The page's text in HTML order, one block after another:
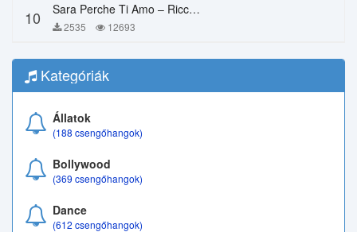
10 Sara Perche Ti Amo – Ricchi E Poveri
2535 12693
Kategóriák
Állatok
(188 csengőhangok)
Bollywood
(369 csengőhangok)
Dance
(612 csengőhangok)